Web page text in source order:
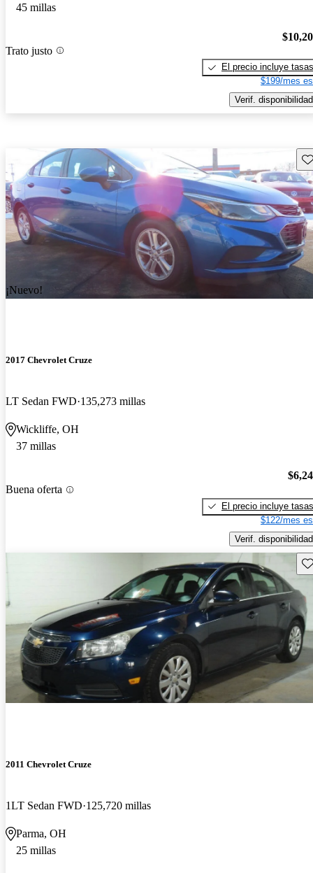
45 millas
Trato justo
El precio incluye tasas
$199/mes
Verif. disponibilidad
¡Nuevo!
2017 Chevrolet Cruze
LT Sedan FWD 135,273 millas
Wickliffe, OH
37 millas
Buena oferta
El precio incluye tasas
$122/mes
Verif. disponibilidad
2011 Chevrolet Cruze
1LT Sedan FWD 125,720 millas
Parma, OH
25 millas